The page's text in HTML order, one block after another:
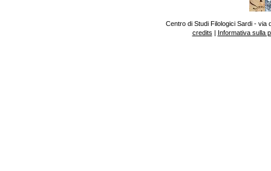
Centro di Studi Filologici Sardi - via
credits | Informativa sulla